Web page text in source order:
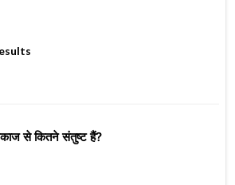
से कितने संतुष्ट हैं?